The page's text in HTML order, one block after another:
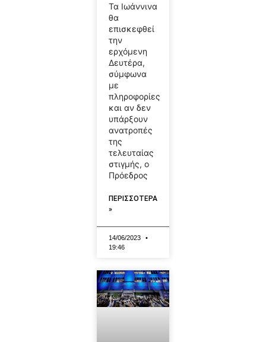
Τα Ιωάννινα
θα
επισκεφθεί
την
ερχόμενη
Δευτέρα,
σύμφωνα
με
πληροφορίες
και αν δεν
υπάρξουν
ανατροπές
της
τελευταίας
στιγμής, ο
Πρόεδρος
ΠΕΡΙΣΣΟΤΕΡΑ
»
14/06/2023
19:46